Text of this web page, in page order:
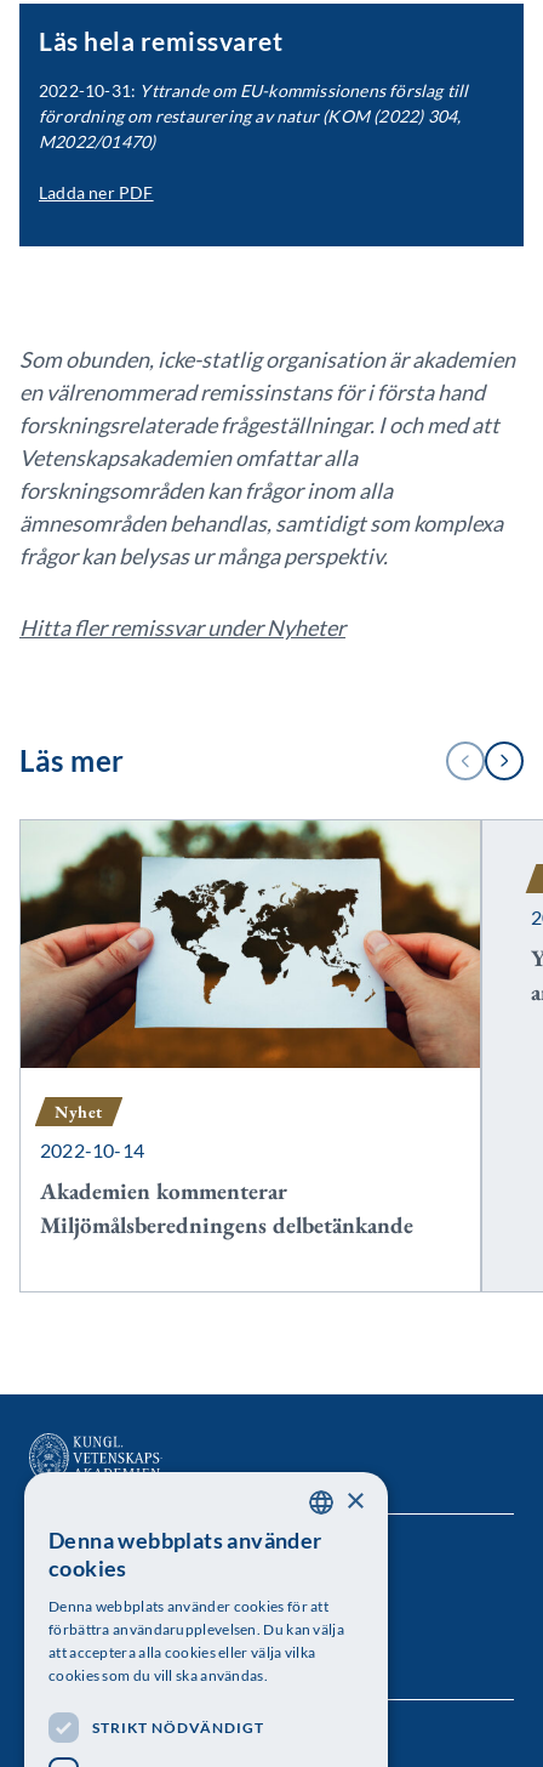
Läs hela remissvaret
2022-10-31: Yttrande om EU-kommissionens förslag till
förordning om restaurering av natur (KOM (2022) 304,
M2022/01470)
Ladda ner PDF
Som obunden, icke-statlig organisation är akademien
en välrenommerad remissinstans för i första hand
forskningsrelaterade frågeställningar. I och med att
Vetenskapsakademien omfattar alla
forskningsområden kan frågor inom alla
ämnesområden behandlas, samtidigt som komplexa
frågor kan belysas ur många perspektiv.
Hitta fler remissvar under Nyheter
Läs mer
1
/
FÖREGÅENDE
NÄSTA
Nyhet
2022-10-14
Akademien kommenterar
Miljömålsberedningens delbetänkande
Kungl. Vetenskapsakademien
Besöksadress: Lilla Frescativägen 4A
Telefon: 08-673 95 00
Följ oss
SWEDISH
×
Denna webbplats använder
cookies
Denna webbplats använder cookies för att
förbättra användarupplevelsen. Du kan välja
att acceptera alla cookies eller välja vilka
cookies som du vill ska användas.
STRIKT NÖDVÄNDIGT